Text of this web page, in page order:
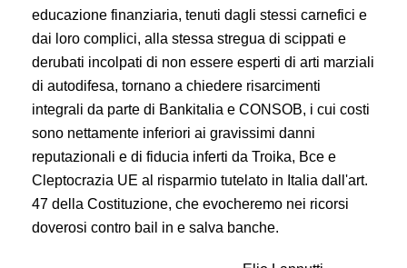
educazione finanziaria, tenuti dagli stessi carnefici e
dai loro complici, alla stessa stregua di scippati e
derubati incolpati di non essere esperti di arti marziali
di autodifesa, tornano a chiedere risarcimenti
integrali da parte di Bankitalia e CONSOB, i cui costi
sono nettamente inferiori ai gravissimi danni
reputazionali e di fiducia inferti da Troika, Bce e
Cleptocrazia UE al risparmio tutelato in Italia dall'art.
47 della Costituzione, che evocheremo nei ricorsi
doverosi contro bail in e salva banche.